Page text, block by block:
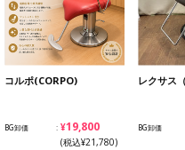
コルポ(CORPO)
BG卸価 ¥19,800
(税込¥21,780)
レクサス
BG卸価